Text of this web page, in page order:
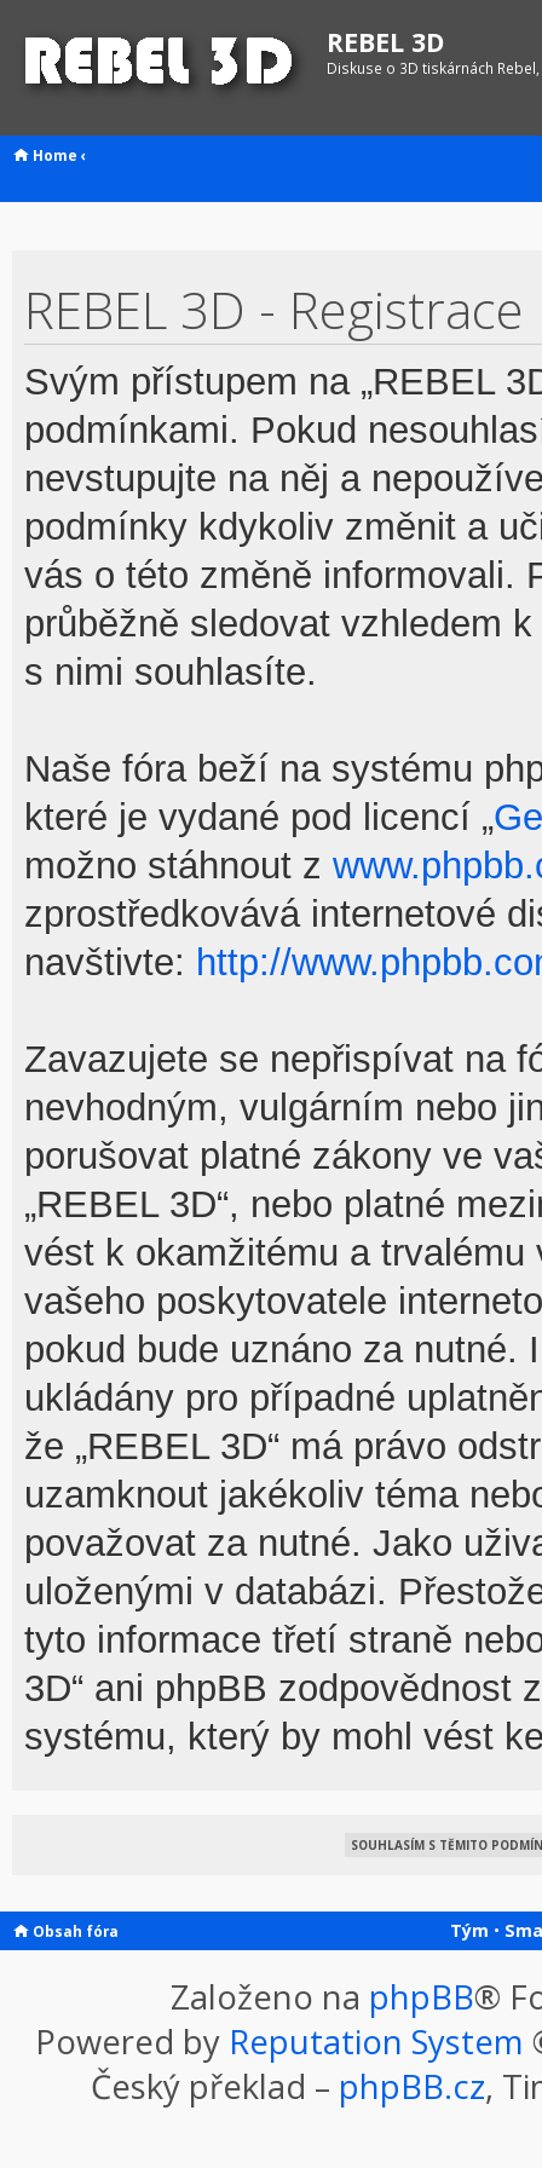
REBEL 3D
Diskuse o 3D tiskárnách
Home ‹
REBEL 3D - Registrace
Svým přístupem na „REBEL
podmínkami. Pokud
nevstupujte na něj a
podmínky kdykoliv změnit a
vás o této změně informovali.
průběžně sledovat vzhledem
s nimi souhlasíte.
Naše fóra beží na systému
které je vydané pod licencí „
možno stáhnout z
zprostředkovává internetové
navštivte: http://
Zavazujete se nepřispívat na
nevhodným, vulgárním nebo
porušovat platné zákony ve
„REBEL 3D“, nebo platné
vést k okamžitému a
vašeho poskytovatele
pokud bude uznáno za nutné.
ukládány pro případné
že „REBEL 3D“ má právo
uzamknout jakékoliv téma
považovat za nutné. Jako
uloženými v databázi.
tyto informace třetí straně
3D“ ani phpBB zodpovědnost
systému, který by mohl vést
Obsah fóra Tým •
Založeno na phpBB®
Powered by Reputation System
Český překlad – phpBB.cz,